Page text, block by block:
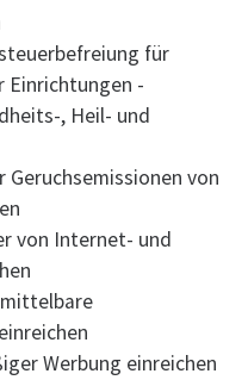
für
Einrichtungen -
, Heil- und
von
von Internet- und
Werbung einreichen